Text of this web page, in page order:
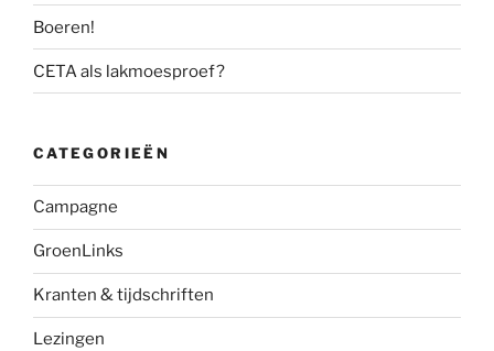
Boeren!
CETA als lakmoesproef?
CATEGORIEËN
Campagne
GroenLinks
Kranten & tijdschriften
Lezingen